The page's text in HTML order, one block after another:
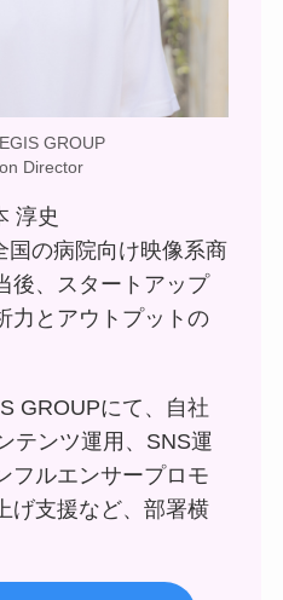
GROUP
Director
淳史
国の病院向け映像系商
後、スタートアップ
力とアウトプットの
GROUPにて、自社
テンツ運用、SNS運
フルエンサープロモ
げ支援など、部署横